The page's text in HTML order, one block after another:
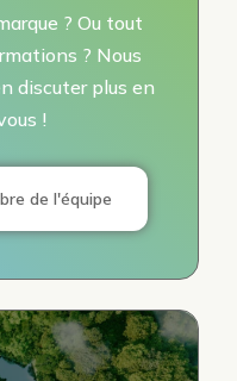
? Ou tout
? Nous
discuter plus en
!
de l'équipe